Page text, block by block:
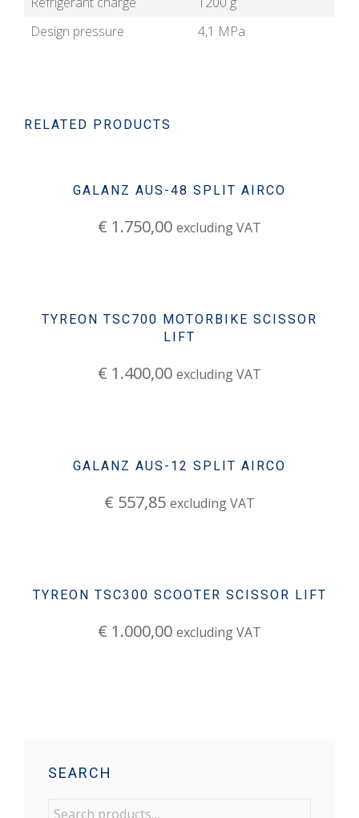
Design pressure
4,1 MPa
RELATED PRODUCTS
GALANZ AUS-48 SPLIT AIRCO
€ 1.750,00 excluding VAT
TYREON TSC700 MOTORBIKE SCISSOR
LIFT
€ 1.400,00 excluding VAT
GALANZ AUS-12 SPLIT AIRCO
€ 557,85 excluding VAT
TYREON TSC300 SCOOTER SCISSOR LIFT
€ 1.000,00 excluding VAT
SEARCH